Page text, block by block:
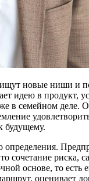
новые ниши и
идею в продукт,
в семейном деле.
будущему.
риска,
основе, то
оценивает